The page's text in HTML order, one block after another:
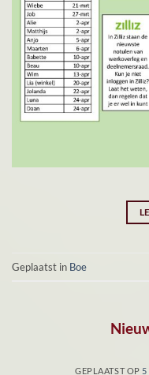
Geplaatst in Boe
GEPLAATST OP 5